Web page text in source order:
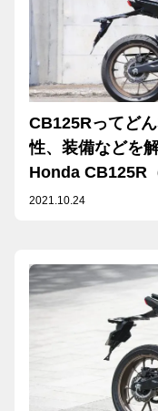
CB125Rってど
性、装備などを
Honda CB125R
2021.10.24